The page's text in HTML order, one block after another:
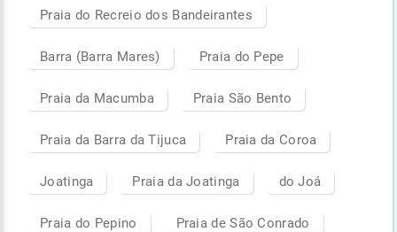
Praia do Recreio dos Bandeirantes
Barra (Barra Mares) Praia do Pepe
Praia da Macumba Praia São Bento
Praia da Barra da Tijuca Praia da Coroa
Joatinga Praia da Joatinga do Joá
Praia do Pepino Praia de São Conrado